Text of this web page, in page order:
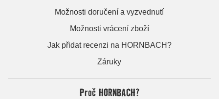
Možnosti doručení a vyzvednutí
Možnosti vrácení zboží
Jak přidat recenzi na HORNBACH?
Záruky
Proč HORNBACH?